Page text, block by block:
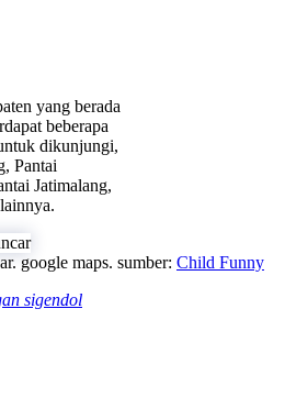
yang berada
beberapa
dikunjungi,
Pantai
Jatimalang,
google maps. sumber: Child Funny
sigendol